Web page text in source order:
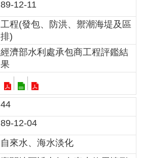
89-12-11
工程(發包、防洪、禦潮海堤及區
排)
經濟部水利處承包商工程評鑑結
果
44
89-12-04
自來水、海水淡化